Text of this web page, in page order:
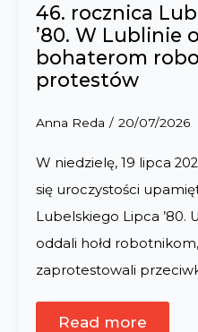
46. rocznica
’80. W Lublinie
bohaterom
protestów
Anna Reda 20/07/2026
W niedzielę, 19 lipca
się uroczystości
Lubelskiego Lipca ’80.
oddali hołd
zaprotestowali
Read more